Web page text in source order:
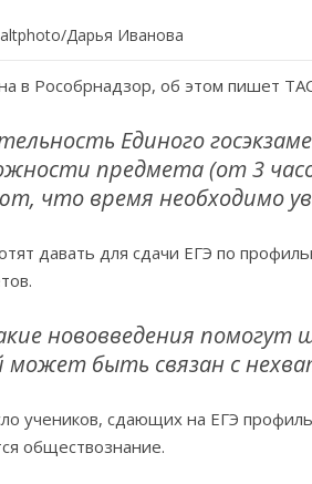
Дарья Иванова
в Рособрнадзор, об этом пишет
Единого
предмета (от 3
что время необходимо
давать для сдачи ЕГЭ по
нововведения помогут
может быть связан с
учеников, сдающих на ЕГЭ
обществознание.